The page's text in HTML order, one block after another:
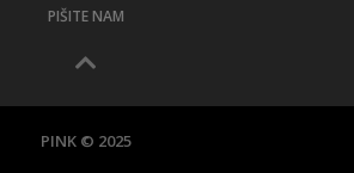
PIŠITE NAM
PINK © 2025